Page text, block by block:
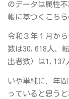
のデータは属性
帳に基づくこちら
令和３年１月か
数は30,618人、
出者数）は1,137
いや単純に、年
っていると思う